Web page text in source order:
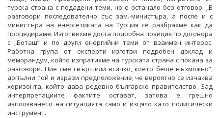
турска страна с подадени теми, но е останало без отговор. „В
разговори последователно със зам.-министъра, а после и с
министъра на енергетиката на Турция се разбрахме как да
процедираме. Изготвихме доста подробна позиция по договора
с „Боташ” и по други енергийни теми от взаимен интерес.
Работна група от експерти изготви подробен доклад и
меморандум, който изпратихме на турската страна с покана за
разговори. Ние сме свършили всичко, което беше възможно“,
допълни той и изрази предположение, че вероятно се изчаква
хоризонта, който дава редовно българско правителство. Зад
интерпретациите фактите остават, затова е грешно
използването на ситуацията само и изцяло като политически
инструмент.